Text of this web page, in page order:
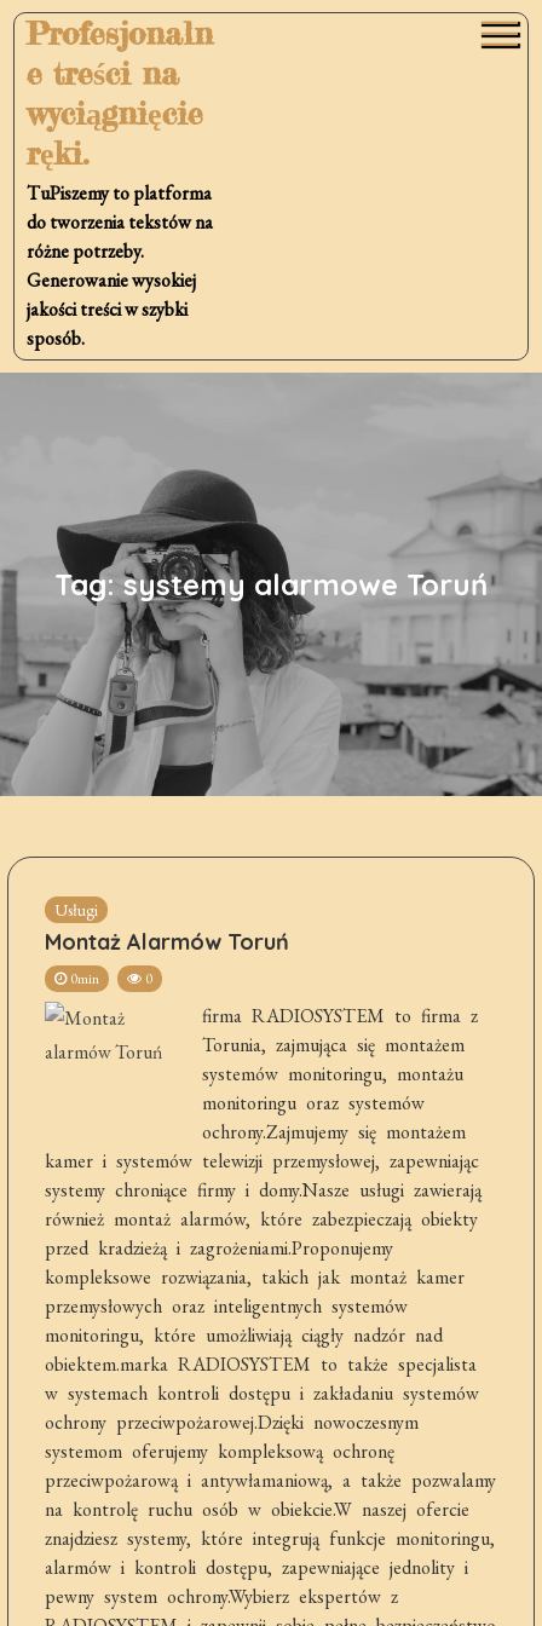
Skip
content
Profesjonaln
e treści na
wyciągnięcie
ręki.
TuPiszemy to platforma
do tworzenia tekstów na
różne potrzeby.
Generowanie wysokiej
jakości treści w szybki
sposób.
Tag:systemy alarmowe Toruń
Usługi
Montaż Alarmów Toruń
0min 0
firma RADIOSYSTEM to firma z
Torunia, zajmująca się montażem
systemów monitoringu, montażu
monitoringu oraz systemów
ochrony.Zajmujemy się montażem
kamer i systemów telewizji przemysłowej, zapewniając
systemy chroniące firmy i domy.Nasze usługi zawierają
również montaż alarmów, które zabezpieczają obiekty
przed kradzieżą i zagrożeniami.Proponujemy
kompleksowe rozwiązania, takich jak montaż kamer
przemysłowych oraz inteligentnych systemów
monitoringu, które umożliwiają ciągły nadzór nad
obiektem.marka RADIOSYSTEM to także specjalista
w systemach kontroli dostępu i zakładaniu systemów
ochrony przeciwpożarowej.Dzięki nowoczesnym
systemom oferujemy kompleksową ochronę
przeciwpożarową i antywłamaniową, a także pozwalamy
na kontrolę ruchu osób w obiekcie.W naszej ofercie
znajdziesz systemy, które integrują funkcje monitoringu,
alarmów i kontroli dostępu, zapewniające jednolity i
pewny system ochrony.Wybierz ekspertów z